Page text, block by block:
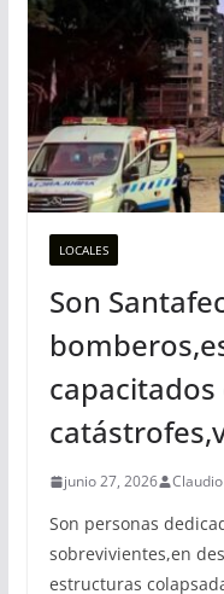
LOCALES
Son
capacitados
junio 27, 2026
Son personas
sobrevivientes,en
estructuras